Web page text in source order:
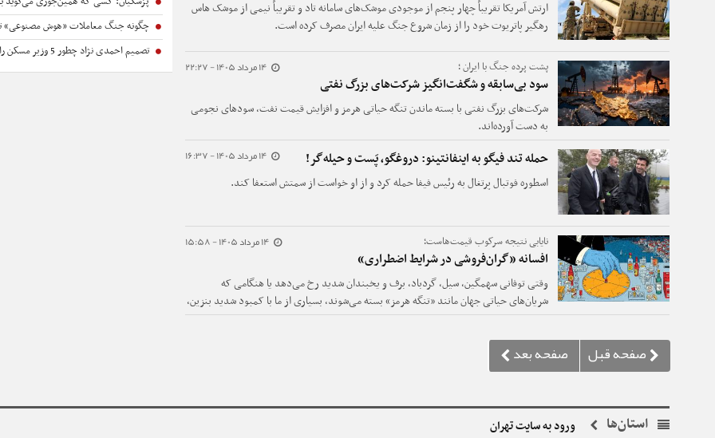
ارتش آمریکا تقریباً چهار پنجم از موجودی موشک‌های سامانه تاد و تقریباً نیمی از موشک هاس
رهگیر پاتریوت خود را از زمان شروع جنگ علیه ایران مصرف کرده است.
14 مرداد 1405 - 22:27 پشت پرده جنگ با ایران ؛
سود بی‌سابقه و شگفت‌انگیز شرکت‌های بزرگ نفتی
شرکت‌های بزرگ نفتی با بسته ماندن تنگه حیاتی هرمز و افزایش قیمت نفت، سودهای نجومی
به دست آورده‌اند.
14 مرداد 1405 - 16:37 حمله تند فیگو به اینفانتینو: دروغگو، پَست‌ و حیله‌گر!
اسطوره فوتبال پرتغال به رئیس فیفا حمله کرد و از او خواست از سمتش استعفا کند.
14 مرداد 1405 - 15:58 نایابی نتیجه سرکوب قیمت‌هاست؛
افسانه «گران‌فروشی در شرایط اضطراری»
وقتی توفانی سهمگین، سیل، گردباد، برف و یخبندان شدید رخ می‌دهد یا هنگامی که
شریان‌های حیاتی جهان مانند «تنگه هرمز» بسته می‌شوند، بسیاری از ما با کمبود شدید بنزین،
مواد غذایی، خدمات پزشکی و سایر مایحتاج حیاتی مواجه می‌شویم. درست در همین لحظاتی
که بیشترین نیاز را به این کالاها داریم، ناگهان با قیمت‌های سرسام‌آور و جهش‌یافته روبه‌رو
می‌شویم. برای هر کسی که با مفاهیم پایه‌ای و اولیه دانش اقتصاد بیگانه است، این افزایش
قیمت، ظالمانه، غیرمنصفانه و بی‌رحمانه به نظر می‌رسد.
چگونه جنگ معاملات «هوش مصنوعی» ترامپ در خلیج فارس را نابود کرد؟ | آمریکا
تصمیم احمدی نژاد چطور 5 وزیر مسکن را درگیر کرد؟ | هشدار 10 سال پیش درباره «مسکن‌مهر» به واقعیت پیوست | عباس آخوندی درباره این طرح چه گفته بود؟
استان‌ها ورود به سایت تهران